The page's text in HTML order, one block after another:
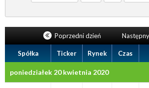
Poprzedni dzień
Spółka Ticker Rynek Czas
poniedziałek 20 kwietnia 2020